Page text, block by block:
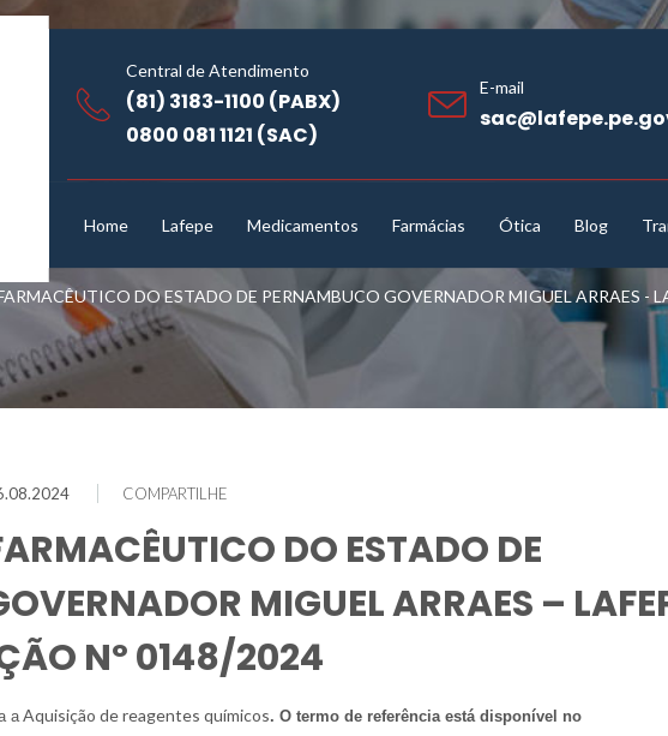
Central de Atendimento
(81) 3183-1100 (PABX)
0800 081 1121 (SAC)
E-mail
Home Lafepe Medicamentos Farmácias Ótica Blog
DO ESTADO DE PERNAMBUCO GOVERNADOR MIGUEL ARRAES -
COMPARTILHE
DO ESTADO DE
MIGUEL ARRAES –
Nº 0148/2024
a Aquisição de reagentes químicos. O termo de referência está disponível no